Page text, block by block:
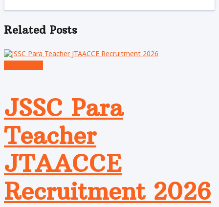
Related Posts
JSSC Para
Teacher
JTAACCE
Recruitment 2026